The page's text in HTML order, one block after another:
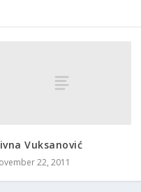
Vuksanović
22, 2011